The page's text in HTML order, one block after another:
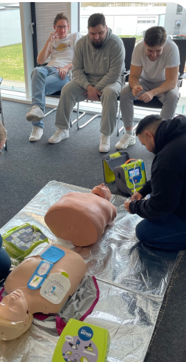
prijsvraag ter gelegenheid
Beroepsonderwijs